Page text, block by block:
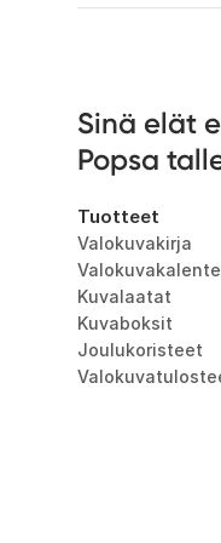
Sinä elät
Popsa
Tuotteet
Valokuvakirja
Kuvalaatat
Kuvaboksit
Joulukoristeet